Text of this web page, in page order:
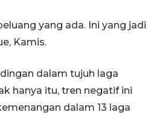
yang ada. Ini yang jadi
Kamis.
dalam tujuh laga
hanya itu, tren negatif ini
dalam 13 laga